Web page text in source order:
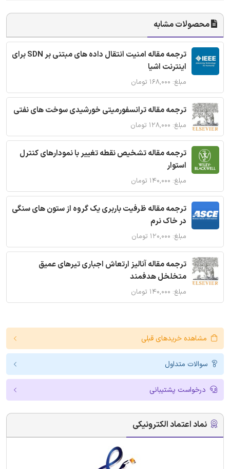
محصولات مشابه
ترجمه مقاله امنیت انتقال داده های مبتنی بر SDN برای
اینترنت اشیا
مبلغ: ۱۶۸,۰۰۰ تومان
ترجمه مقاله ترانسفورمیتی خورشیدی سوخت های نفتی
مبلغ: ۱۲۸,۰۰۰ تومان
ترجمه مقاله تشخیص نقطه تغییر با نمودارهای کنترل
استوار
مبلغ: ۱۴۰,۰۰۰ تومان
ترجمه مقاله ظرفیت باربری یک گروه از ستون های سنگی
در خاک نرم
مبلغ: ۱۲۰,۰۰۰ تومان
ترجمه مقاله آنالیز ارتعاش اجباری تیرهای عمیق
متخلخل هدفمند
مبلغ: ۱۴۰,۰۰۰ تومان
مشاهده خریدهای قبلی
سوالات متداول
درخواست پشتیبانی
نماد اعتماد الکترونیکی